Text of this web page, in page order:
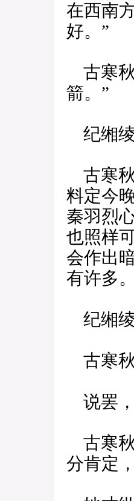
在西南
好。”
古寒秋
箭。”
纪缃
古寒秋
料定今
秦羽烈
也照样
会作出
有许多
纪缃
古寒秋
说罢
古寒
分肯定